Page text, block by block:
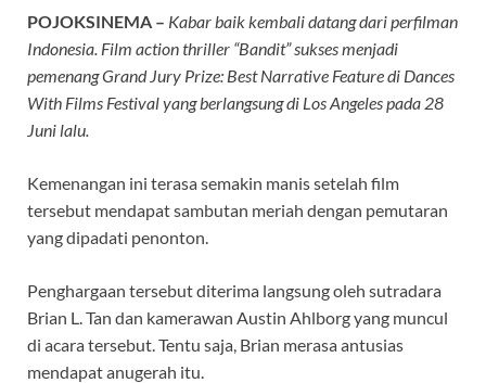
a
t
s
A
p
c
e
b
k
a
i
a
POJOKSINEMA – Kabar baik kembali datang dari perfilman
Indonesia. Film action thriller “Bandit” sukses menjadi
pemenang Grand Jury Prize: Best Narrative Feature di Dances
With Films Festival yang berlangsung di Los Angeles pada 28
Juni lalu.
Kemenangan ini terasa semakin manis setelah film
tersebut mendapat sambutan meriah dengan pemutaran
yang dipadati penonton.
Penghargaan tersebut diterima langsung oleh sutradara
Brian L. Tan dan kamerawan Austin Ahlborg yang muncul
di acara tersebut. Tentu saja, Brian merasa antusias
mendapat anugerah itu.